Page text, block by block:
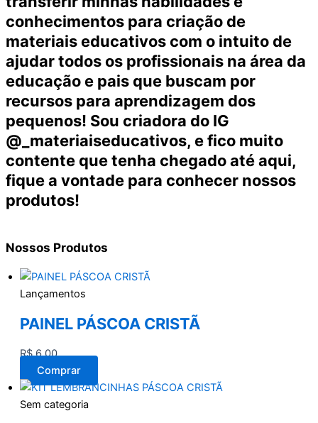
conhecimentos para criação de
materiais educativos com o intuito de
ajudar todos os profissionais na área da
educação e pais que buscam por
recursos para aprendizagem dos
pequenos! Sou criadora do IG
@_materiaiseducativos, e fico muito
contente que tenha chegado até aqui,
fique a vontade para conhecer nossos
produtos!
Nossos Produtos
Lançamentos
PAINEL PÁSCOA CRISTÃ
R$6,00
Comprar
Sem categoria